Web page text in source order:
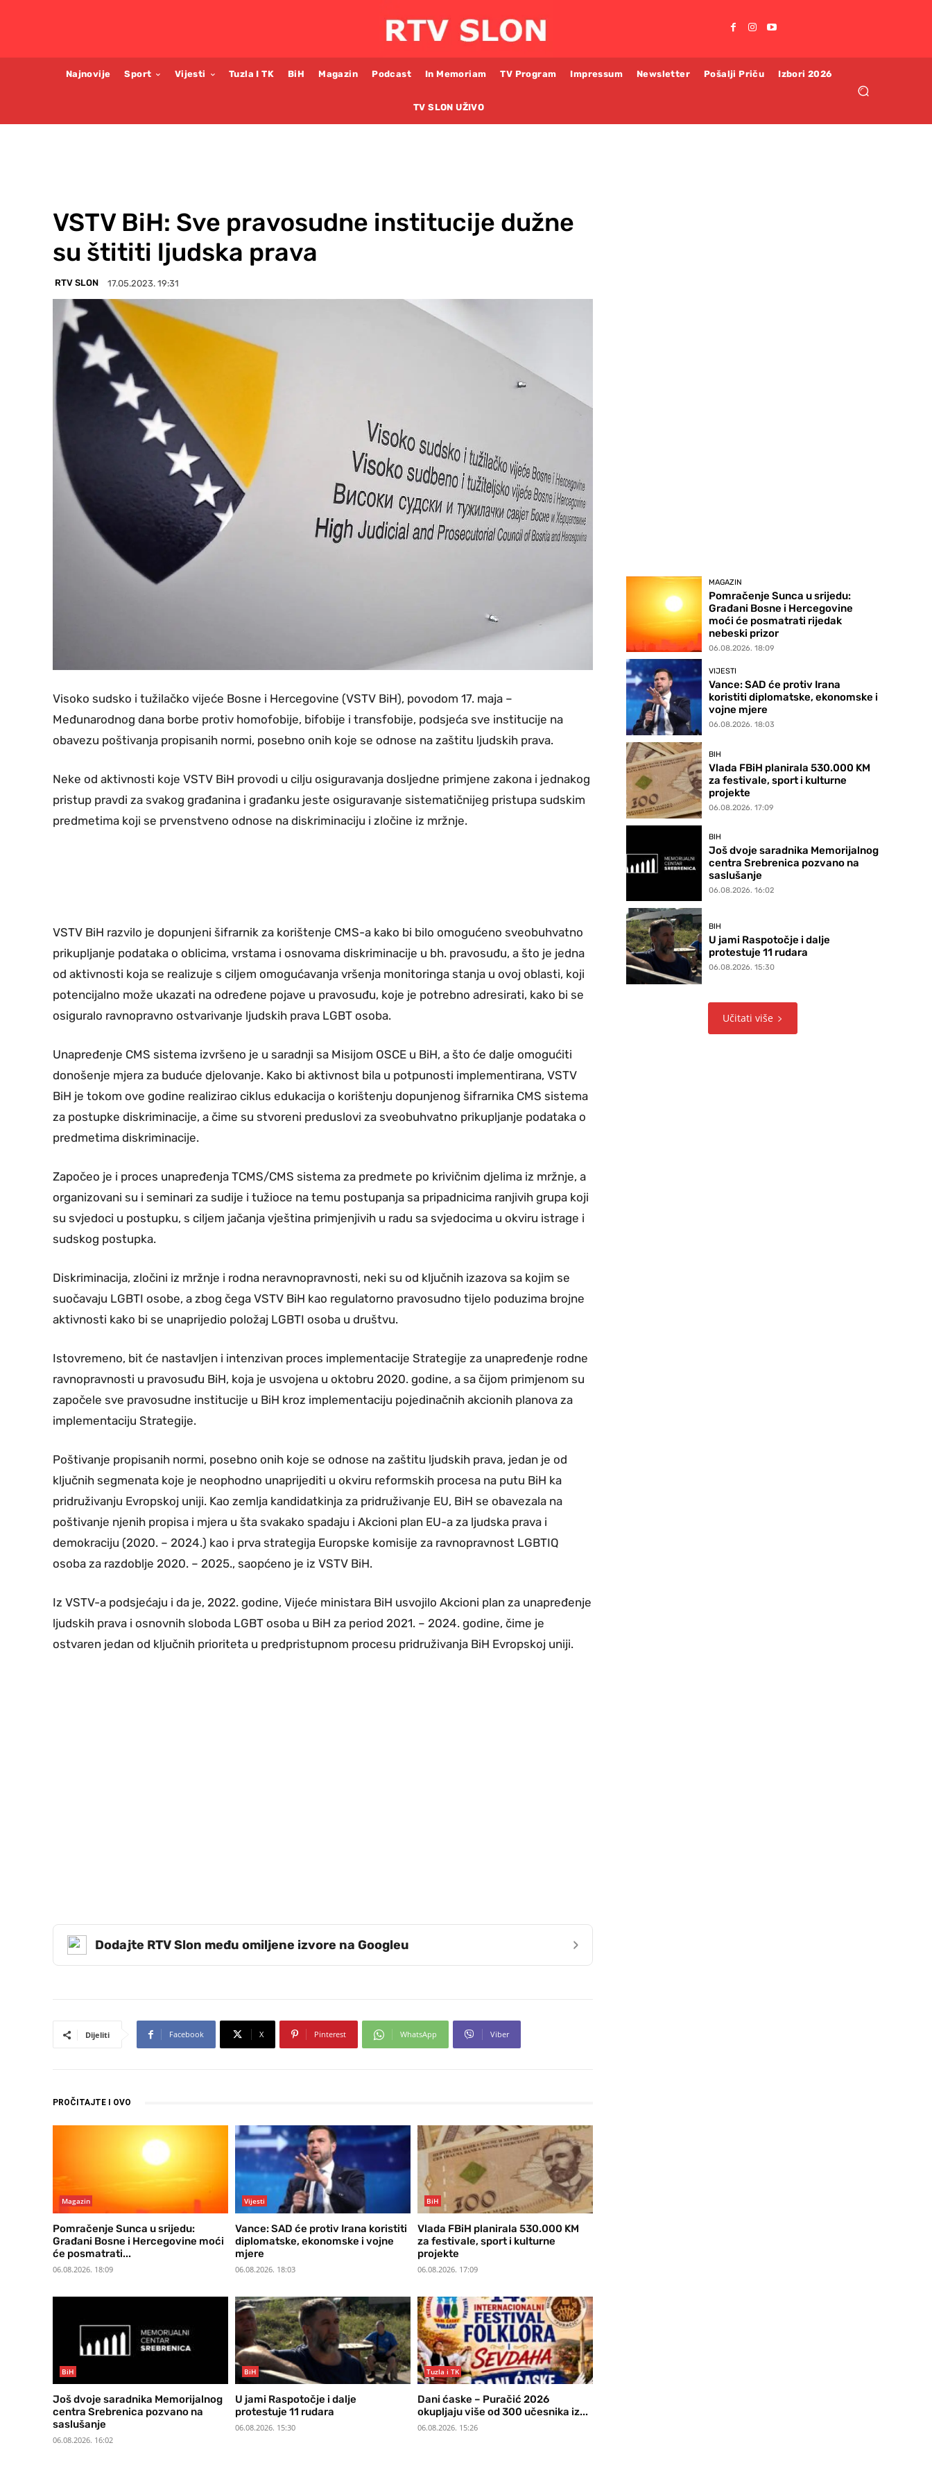
Najnovije Sport Vijesti Tuzla I TK BiH Magazin Podcast In Memoriam TV Program Impressum Newsletter Pošalji Priču Izbori 2026
TV SLON UŽIVO
VSTV BiH: Sve pravosudne institucije dužne
su štititi ljudska prava
RTV SLON 17.05.2023. 19:31
Visoko sudsko i tužilačko vijeće Bosne i Hercegovine (VSTV BiH), povodom 17. maja –
Međunarodnog dana borbe protiv homofobije, bifobije i transfobije, podsjeća sve institucije na
obavezu poštivanja propisanih normi, posebno onih koje se odnose na zaštitu ljudskih prava.
Neke od aktivnosti koje VSTV BiH provodi u cilju osiguravanja dosljedne primjene zakona i jednakog
pristup pravdi za svakog građanina i građanku jeste osiguravanje sistematičnijeg pristupa sudskim
predmetima koji se prvenstveno odnose na diskriminaciju i zločine iz mržnje.
VSTV BiH razvilo je dopunjeni šifrarnik za korištenje CMS-a kako bi bilo omogućeno sveobuhvatno
prikupljanje podataka o oblicima, vrstama i osnovama diskriminacije u bh. pravosuđu, a što je jedna
od aktivnosti koja se realizuje s ciljem omogućavanja vršenja monitoringa stanja u ovoj oblasti, koji
potencijalno može ukazati na određene pojave u pravosuđu, koje je potrebno adresirati, kako bi se
osiguralo ravnopravno ostvarivanje ljudskih prava LGBT osoba.
Unapređenje CMS sistema izvršeno je u saradnji sa Misijom OSCE u BiH, a što će dalje omogućiti
donošenje mjera za buduće djelovanje. Kako bi aktivnost bila u potpunosti implementirana, VSTV
BiH je tokom ove godine realizirao ciklus edukacija o korištenju dopunjenog šifrarnika CMS sistema
za postupke diskriminacije, a čime su stvoreni preduslovi za sveobuhvatno prikupljanje podataka o
predmetima diskriminacije.
Započeo je i proces unapređenja TCMS/CMS sistema za predmete po krivičnim djelima iz mržnje, a
organizovani su i seminari za sudije i tužioce na temu postupanja sa pripadnicima ranjivih grupa koji
su svjedoci u postupku, s ciljem jačanja vještina primjenjivih u radu sa svjedocima u okviru istrage i
sudskog postupka.
Diskriminacija, zločini iz mržnje i rodna neravnopravnosti, neki su od ključnih izazova sa kojim se
suočavaju LGBTI osobe, a zbog čega VSTV BiH kao regulatorno pravosudno tijelo poduzima brojne
aktivnosti kako bi se unaprijedio položaj LGBTI osoba u društvu.
Istovremeno, bit će nastavljen i intenzivan proces implementacije Strategije za unapređenje rodne
ravnopravnosti u pravosuđu BiH, koja je usvojena u oktobru 2020. godine, a sa čijom primjenom su
započele sve pravosudne institucije u BiH kroz implementaciju pojedinačnih akcionih planova za
implementaciju Strategije.
Poštivanje propisanih normi, posebno onih koje se odnose na zaštitu ljudskih prava, jedan je od
ključnih segmenata koje je neophodno unaprijediti u okviru reformskih procesa na putu BiH ka
pridruživanju Evropskoj uniji. Kao zemlja kandidatkinja za pridruživanje EU, BiH se obavezala na
poštivanje njenih propisa i mjera u šta svakako spadaju i Akcioni plan EU-a za ljudska prava i
demokraciju (2020. – 2024.) kao i prva strategija Europske komisije za ravnopravnost LGBTIQ
osoba za razdoblje 2020. – 2025., saopćeno je iz VSTV BiH.
Iz VSTV-a podsjećaju i da je, 2022. godine, Vijeće ministara BiH usvojilo Akcioni plan za unapređenje
ljudskih prava i osnovnih sloboda LGBT osoba u BiH za period 2021. – 2024. godine, čime je
ostvaren jedan od ključnih prioriteta u predpristupnom procesu pridruživanja BiH Evropskoj uniji.
Dodajte RTV Slon među omiljene izvore na Googleu ›
Dijeliti Facebook X Pinterest WhatsApp Viber
PROČITAJTE I OVO
Magazin
Pomračenje Sunca u srijedu:
Građani Bosne i Hercegovine moći
će posmatrati...
06.08.2026. 18:09
Vijesti
Vance: SAD će protiv Irana koristiti
diplomatske, ekonomske i vojne
mjere
06.08.2026. 18:03
BiH
Vlada FBiH planirala 530.000 KM
za festivale, sport i kulturne
projekte
06.08.2026. 17:09
BiH
Još dvoje saradnika Memorijalnog
centra Srebrenica pozvano na
saslušanje
06.08.2026. 16:02
BiH
U jami Raspotočje i dalje
protestuje 11 rudara
06.08.2026. 15:30
Tuzla i TK
Dani ćaske – Puračić 2026
okupljaju više od 300 učesnika iz...
06.08.2026. 15:26
MAGAZIN
Pomračenje Sunca u srijedu:
Građani Bosne i Hercegovine
moći će posmatrati rijedak
nebeski prizor
06.08.2026. 18:09
VIJESTI
Vance: SAD će protiv Irana
koristiti diplomatske, ekonomske i
vojne mjere
06.08.2026. 18:03
BIH
Vlada FBiH planirala 530.000 KM
za festivale, sport i kulturne
projekte
06.08.2026. 17:09
BIH
Još dvoje saradnika Memorijalnog
centra Srebrenica pozvano na
saslušanje
06.08.2026. 16:02
BIH
U jami Raspotočje i dalje
protestuje 11 rudara
06.08.2026. 15:30
Učitati više